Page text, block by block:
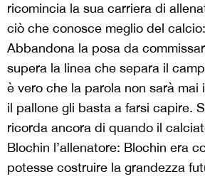
ricomincia la sua carriera di
ciò che conosce meglio del
Abbandona la posa da
supera la linea che separa il
è vero che la parola non sarà mai
il pallone gli basta a farsi capire.
ricorda ancora di quando il
Blochin l’allenatore: Blochin era
potesse costruire la grandezza